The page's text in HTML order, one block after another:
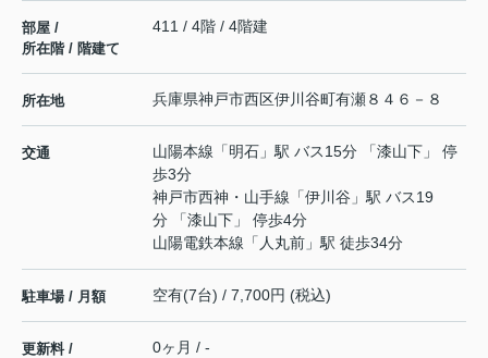
部屋 /
所在階 / 階建て
411 / 4階 / 4階建
所在地 兵庫県神戸市西区伊川谷町有瀬８４６－８
交通 山陽本線 「明石 」駅 バス15分 「漆山下」 停
歩3分
神戸市西神・山手線 「伊川谷 」駅 バス19
分 「漆山下」 停歩4分
山陽電鉄本線 「 人丸前 」駅 徒歩34分
駐車場 / 月額 空有(7台) / 7,700円 (税込)
更新料 /
0ヶ月 / -